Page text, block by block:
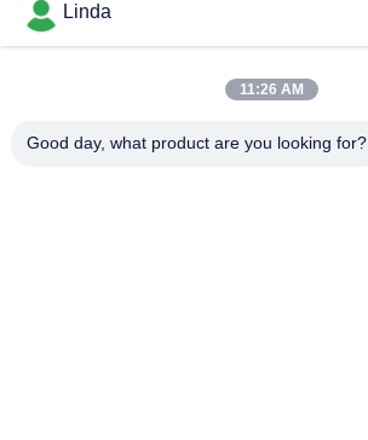
Linda
11:26 AM
Good day, what product are you looking for?